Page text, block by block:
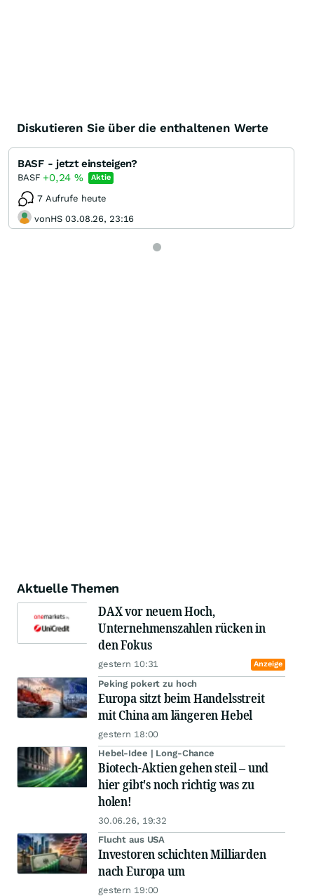
Diskutieren Sie über die enthaltenen Werte
BASF - jetzt einsteigen?
BASF +0,24 % Aktie
7 Aufrufe heute
vonHS 03.08.26, 23:16
Aktuelle Themen
DAX vor neuem Hoch,
Unternehmenszahlen rücken in
den Fokus
gestern 10:31 Anzeige
Peking pokert zu hoch
Europa sitzt beim Handelsstreit
mit China am längeren Hebel
gestern 18:00
Hebel-Idee | Long-Chance
Biotech-Aktien gehen steil – und
hier gibt's noch richtig was zu
holen!
30.06.26, 19:32
Flucht aus USA
Investoren schichten Milliarden
nach Europa um
gestern 19:00